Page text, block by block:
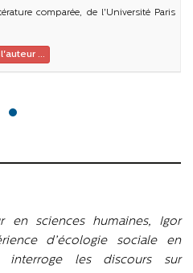
comparée, de l'Université Paris
...
en sciences humaines, Igor
d’écologie sociale en
interroge les discours sur